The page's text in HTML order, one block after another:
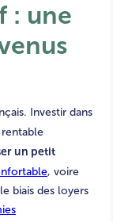
: une
Investir dans
un petit
, voire
biais des loyers